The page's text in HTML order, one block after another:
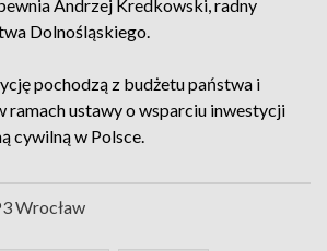
Andrzej Kredkowski, radny
Dolnośląskiego.
pochodzą z budżetu państwa i
ramach ustawy o wsparciu inwestycji
cywilną w Polsce.
Wrocław